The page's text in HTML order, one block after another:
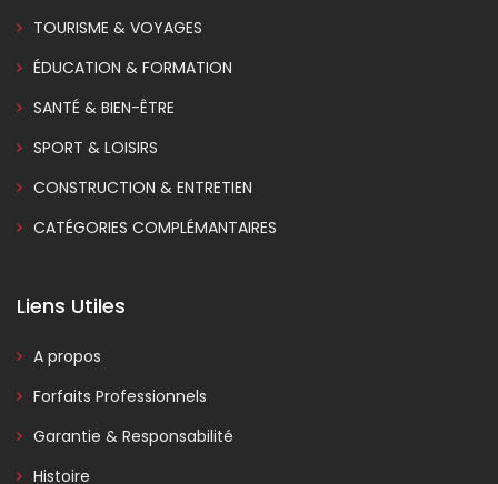
TOURISME & VOYAGES
ÉDUCATION & FORMATION
SANTÉ & BIEN-ÊTRE
SPORT & LOISIRS
CONSTRUCTION & ENTRETIEN
CATÉGORIES COMPLÉMANTAIRES
Liens Utiles
A propos
Forfaits Professionnels
Garantie & Responsabilité
Histoire